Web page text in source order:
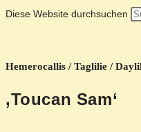
Diese Website durchsuchen
Hemerocallis / Taglilie /
‚Toucan Sam‘